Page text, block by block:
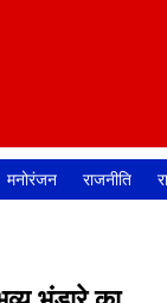
मनोरंजन राजनीति